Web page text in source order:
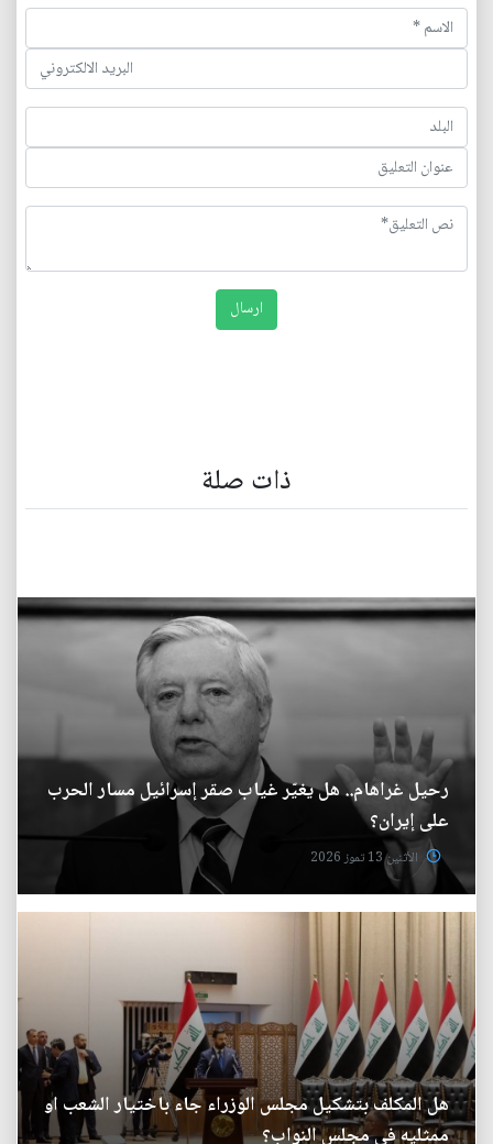
ذات صلة
رحيل غراهام.. هل يغيّر غياب صقر إسرائيل مسار الحرب
على إيران؟
الأثنين 13 تموز 2026
هل المكلف بتشكيل مجلس الوزراء جاء باختيار الشعب او
ممثليه في مجلس النواب؟